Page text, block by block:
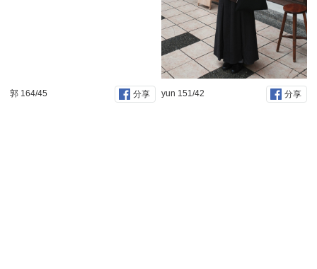
郭 164/45 分享 yun 151/42 分享